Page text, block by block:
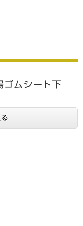
ゴムシート下